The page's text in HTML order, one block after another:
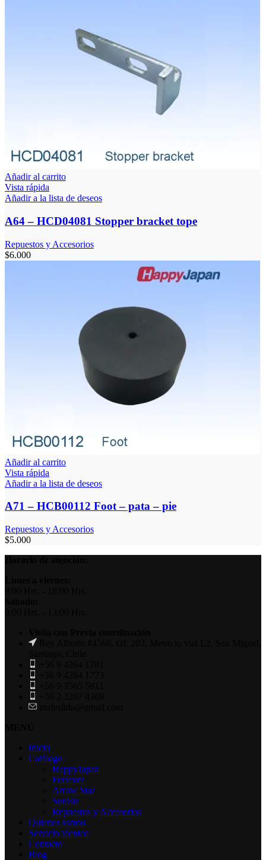
Añadir al carrito
Vista rápida
Añadir a la lista de deseos
A64 – HCD04081 Stopper bracket tope
Repuestos y Accesorios
$6.000
Añadir al carrito
Vista rápida
Añadir a la lista de deseos
A71 – HCB00112 Foot – pata – pie
Repuestos y Accesorios
$5.000
Inicio
Catálogo
HappyJapan
Fortever
Arrow Star
SunSir
Repuestos y Accesorios
Quienes somos
Servicio técnico
Contacto
Blog